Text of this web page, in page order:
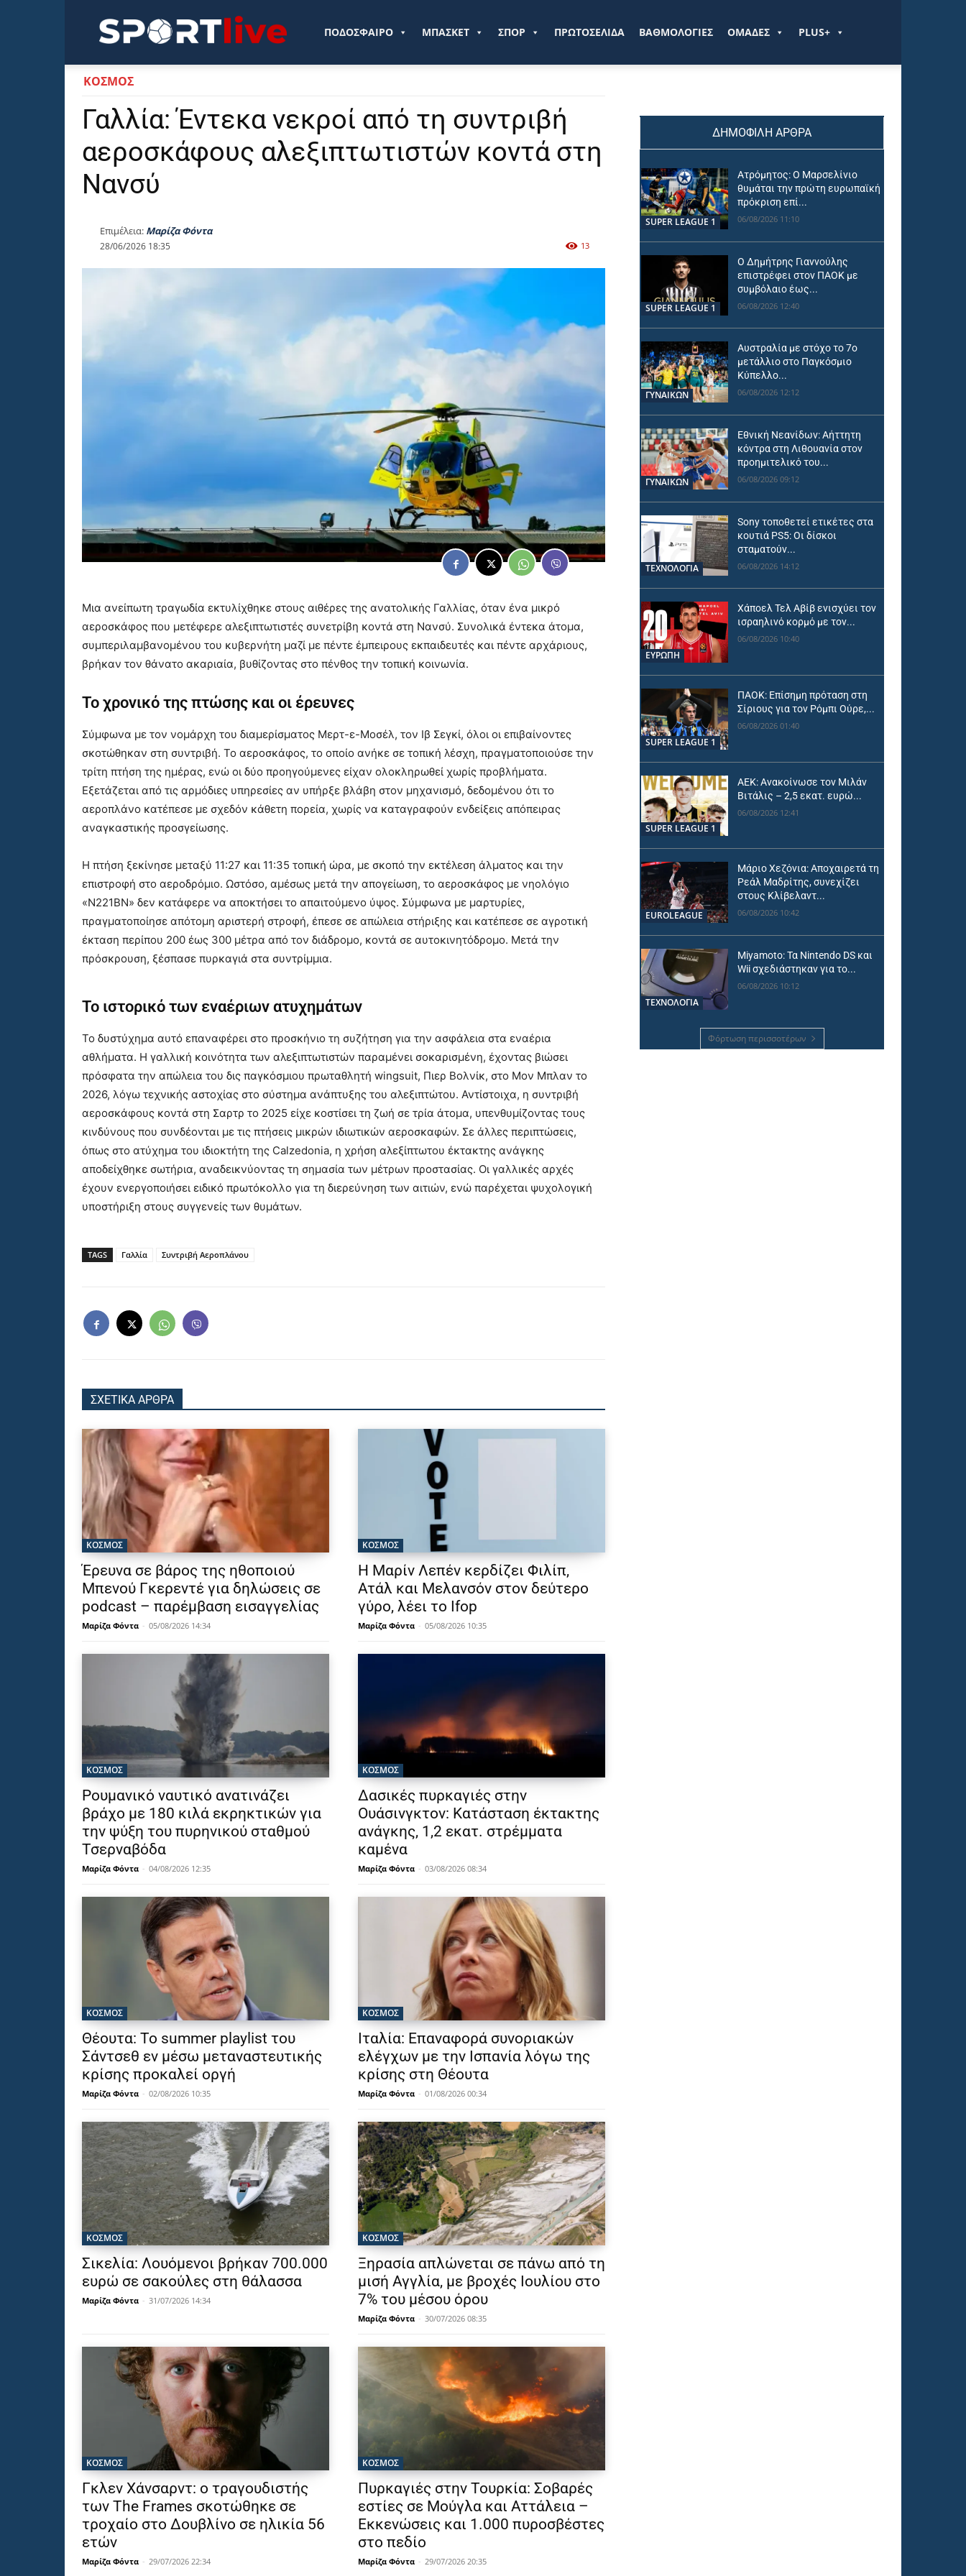
Sportlive.grΠΟΔΟΣΦΑΙΡΟ ΜΠΑΣΚΕΤ ΣΠΟΡ ΠΡΩΤΟΣΕΛΙΔΑ ΒΑΘΜΟΛΟΓΙΕΣ ΟΜΑΔΕΣ PLUS+
ΚΟΣΜΟΣ
Γαλλία: Έντεκα νεκροί από τη συντριβή
αεροσκάφους αλεξιπτωτιστών κοντά στη
Νανσύ
Επιμέλεια: Μαρίζα Φόντα
28/06/2026 18:35 13
Μια ανείπωτη τραγωδία εκτυλίχθηκε στους αιθέρες της ανατολικής Γαλλίας, όταν ένα μικρό
αεροσκάφος που μετέφερε αλεξιπτωτιστές συνετρίβη κοντά στη Νανσύ. Συνολικά έντεκα άτομα,
συμπεριλαμβανομένου του κυβερνήτη μαζί με πέντε έμπειρους εκπαιδευτές και πέντε αρχάριους,
βρήκαν τον θάνατο ακαριαία, βυθίζοντας στο πένθος την τοπική κοινωνία.
Το χρονικό της πτώσης και οι έρευνες
Σύμφωνα με τον νομάρχη του διαμερίσματος Μερτ-ε-Μοσέλ, τον Ιβ Σεγκί, όλοι οι επιβαίνοντες
σκοτώθηκαν στη συντριβή. Το αεροσκάφος, το οποίο ανήκε σε τοπική λέσχη, πραγματοποιούσε την
τρίτη πτήση της ημέρας, ενώ οι δύο προηγούμενες είχαν ολοκληρωθεί χωρίς προβλήματα.
Εξετάζεται από τις αρμόδιες υπηρεσίες αν υπήρξε βλάβη στον μηχανισμό, δεδομένου ότι το
αεροπλάνο κατέπεσε με σχεδόν κάθετη πορεία, χωρίς να καταγραφούν ενδείξεις απόπειρας
αναγκαστικής προσγείωσης.
Η πτήση ξεκίνησε μεταξύ 11:27 και 11:35 τοπική ώρα, με σκοπό την εκτέλεση άλματος και την
επιστροφή στο αεροδρόμιο. Ωστόσο, αμέσως μετά την απογείωση, το αεροσκάφος με νηολόγιο
«N221BN» δεν κατάφερε να αποκτήσει το απαιτούμενο ύψος. Σύμφωνα με μαρτυρίες,
πραγματοποίησε απότομη αριστερή στροφή, έπεσε σε απώλεια στήριξης και κατέπεσε σε αγροτική
έκταση περίπου 200 έως 300 μέτρα από τον διάδρομο, κοντά σε αυτοκινητόδρομο. Μετά την
πρόσκρουση, ξέσπασε πυρκαγιά στα συντρίμμια.
Το ιστορικό των εναέριων ατυχημάτων
Το δυστύχημα αυτό επαναφέρει στο προσκήνιο τη συζήτηση για την ασφάλεια στα εναέρια
αθλήματα. Η γαλλική κοινότητα των αλεξιπτωτιστών παραμένει σοκαρισμένη, έχοντας βιώσει
πρόσφατα την απώλεια του δις παγκόσμιου πρωταθλητή wingsuit, Πιερ Βολνίκ, στο Μον Μπλαν το
2026, λόγω τεχνικής αστοχίας στο σύστημα ανάπτυξης του αλεξιπτώτου. Αντίστοιχα, η συντριβή
αεροσκάφους κοντά στη Σαρτρ το 2025 είχε κοστίσει τη ζωή σε τρία άτομα, υπενθυμίζοντας τους
κινδύνους που συνδέονται με τις πτήσεις μικρών ιδιωτικών αεροσκαφών. Σε άλλες περιπτώσεις,
όπως στο ατύχημα του ιδιοκτήτη της Calzedonia, η χρήση αλεξίπτωτου έκτακτης ανάγκης
αποδείχθηκε σωτήρια, αναδεικνύοντας τη σημασία των μέτρων προστασίας. Οι γαλλικές αρχές
έχουν ενεργοποιήσει ειδικό πρωτόκολλο για τη διερεύνηση των αιτιών, ενώ παρέχεται ψυχολογική
υποστήριξη στους συγγενείς των θυμάτων.
TAGS Γαλλία Συντριβή Αεροπλάνου
ΣΧΕΤΙΚΑ ΑΡΘΡΑ
ΚΟΣΜΟΣ
Έρευνα σε βάρος της ηθοποιού
Μπενού Γκερεντέ για δηλώσεις σε
podcast – παρέμβαση εισαγγελίας
Μαρίζα Φόντα - 05/08/2026 14:34
ΚΟΣΜΟΣ
Η Μαρίν Λεπέν κερδίζει Φιλίπ,
Ατάλ και Μελανσόν στον δεύτερο
γύρο, λέει το Ifop
Μαρίζα Φόντα - 05/08/2026 10:35
ΚΟΣΜΟΣ
Ρουμανικό ναυτικό ανατινάζει
βράχο με 180 κιλά εκρηκτικών για
την ψύξη του πυρηνικού σταθμού
Τσερναβόδα
Μαρίζα Φόντα - 04/08/2026 12:35
ΚΟΣΜΟΣ
Δασικές πυρκαγιές στην
Ουάσινγκτον: Κατάσταση έκτακτης
ανάγκης, 1,2 εκατ. στρέμματα
καμένα
Μαρίζα Φόντα - 03/08/2026 08:34
ΚΟΣΜΟΣ
Θέουτα: Το summer playlist του
Σάντσεθ εν μέσω μεταναστευτικής
κρίσης προκαλεί οργή
Μαρίζα Φόντα - 02/08/2026 10:35
ΚΟΣΜΟΣ
Ιταλία: Επαναφορά συνοριακών
ελέγχων με την Ισπανία λόγω της
κρίσης στη Θέουτα
Μαρίζα Φόντα - 01/08/2026 00:34
ΚΟΣΜΟΣ
Σικελία: Λουόμενοι βρήκαν 700.000
ευρώ σε σακούλες στη θάλασσα
Μαρίζα Φόντα - 31/07/2026 14:34
ΚΟΣΜΟΣ
Ξηρασία απλώνεται σε πάνω από τη
μισή Αγγλία, με βροχές Ιουλίου στο
7% του μέσου όρου
Μαρίζα Φόντα - 30/07/2026 08:35
ΚΟΣΜΟΣ
Γκλεν Χάνσαρντ: ο τραγουδιστής
των The Frames σκοτώθηκε σε
τροχαίο στο Δουβλίνο σε ηλικία 56
ετών
Μαρίζα Φόντα - 29/07/2026 22:34
ΚΟΣΜΟΣ
Πυρκαγιές στην Τουρκία: Σοβαρές
εστίες σε Μούγλα και Αττάλεια –
Εκκενώσεις και 1.000 πυροσβέστες
στο πεδίο
Μαρίζα Φόντα - 29/07/2026 20:35
ΔΗΜΟΦΙΛΗ ΑΡΘΡΑ
SUPER LEAGUE 1
Ατρόμητος: Ο Μαρσελίνιο
θυμάται την πρώτη ευρωπαϊκή
πρόκριση επί...
06/08/2026 11:10
SUPER LEAGUE 1
Ο Δημήτρης Γιαννούλης
επιστρέφει στον ΠΑΟΚ με
συμβόλαιο έως...
06/08/2026 12:40
ΓΥΝΑΙΚΩΝ
Αυστραλία με στόχο το 7ο
μετάλλιο στο Παγκόσμιο
Κύπελλο...
06/08/2026 12:12
ΓΥΝΑΙΚΩΝ
Εθνική Νεανίδων: Αήττητη
κόντρα στη Λιθουανία στον
προημιτελικό του...
06/08/2026 09:12
ΤΕΧΝΟΛΟΓΙΑ
Sony τοποθετεί ετικέτες στα
κουτιά PS5: Οι δίσκοι
σταματούν...
06/08/2026 14:12
ΕΥΡΩΠΗ
Χάποελ Τελ Αβίβ ενισχύει τον
ισραηλινό κορμό με τον...
06/08/2026 10:40
SUPER LEAGUE 1
ΠΑΟΚ: Επίσημη πρόταση στη
Σίριους για τον Ρόμπι Ούρε,...
06/08/2026 01:40
SUPER LEAGUE 1
ΑΕΚ: Ανακοίνωσε τον Μιλάν
Βιτάλις – 2,5 εκατ. ευρώ...
06/08/2026 12:41
EUROLEAGUE
Μάριο Χεζόνια: Αποχαιρετά τη
Ρεάλ Μαδρίτης, συνεχίζει
στους Κλίβελαντ...
06/08/2026 10:42
ΤΕΧΝΟΛΟΓΙΑ
Miyamoto: Τα Nintendo DS και
Wii σχεδιάστηκαν για το...
06/08/2026 10:12
Φόρτωση περισσοτέρων